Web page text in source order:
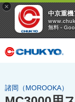
諸岡（MOROOKA）